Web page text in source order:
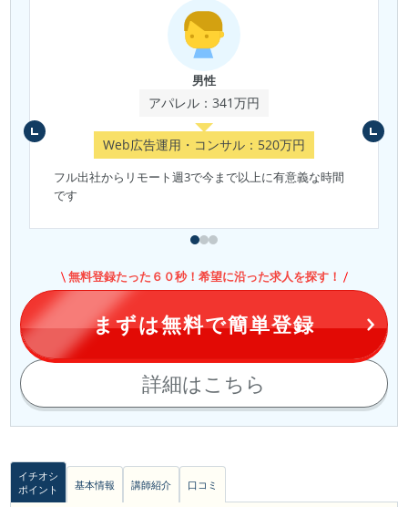
男性
アパレル：341万円
Web広告運用・コンサル：520万円
フル出社からリモート週3で今まで以上に有意義な時間
です
詳細はこちら
無料登録たった６０秒！希望に沿った求人を探す！
まずは無料で簡単登録
イチオシ
ポイント
基本情報 講師紹介 口コミ